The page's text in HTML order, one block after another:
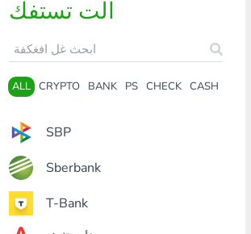
الت تستفك
ALL CRYPTO BANK PS CHECK CASH
SBP
Sberbank
T-Bank